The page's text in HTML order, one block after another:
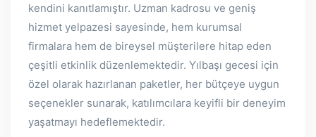
kendini kanıtlamıştır. Uzman kadrosu ve geniş
hizmet yelpazesi sayesinde, hem kurumsal
firmalara hem de bireysel müşterilere hitap eden
çeşitli etkinlik düzenlemektedir. Yılbaşı gecesi için
özel olarak hazırlanan paketler, her bütçeye uygun
seçenekler sunarak, katılımcılara keyifli bir deneyim
yaşatmayı hedeflemektedir.